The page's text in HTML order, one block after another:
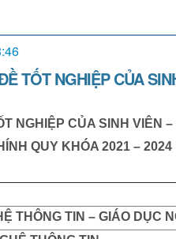
TỐT NGHIỆP CỦA
NGHIỆP CỦA SINH VIÊN
QUY KHÓA 2021 – 2024
THÔNG TIN – GIÁO DỤC